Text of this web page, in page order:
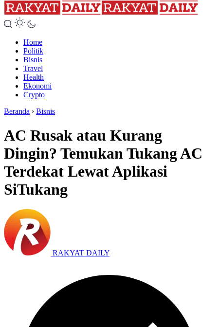
Home
Politik
Bisnis
Travel
Health
Ekonomi
Crypto
Beranda › Bisnis
AC Rusak atau Kurang
Dingin? Temukan Tukang AC
Terdekat Lewat Aplikasi
SiTukang
RAKYAT DAILY